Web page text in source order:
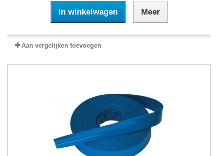
In winkelwagen Meer
Aan vergelijken toevoegen